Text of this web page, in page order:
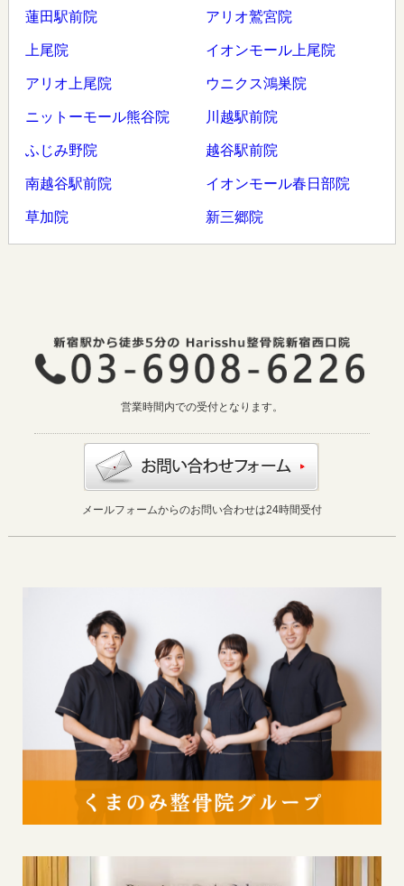
蓮田駅前院 アリオ鷲宮院
上尾院 イオンモール上尾院
アリオ上尾院 ウニクス鴻巣院
ニットーモール熊谷院 川越駅前院
ふじみ野院 越谷駅前院
南越谷駅前院 イオンモール春日部院
草加院 新三郷院
営業時間内での受付となります。
メールフォームからのお問い合わせは24時間受付